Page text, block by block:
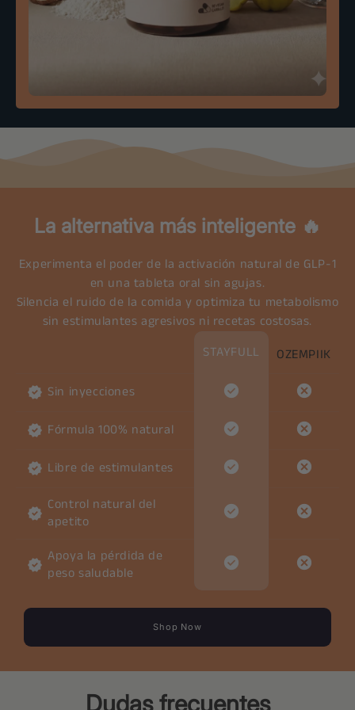
La alternativa más inteligente 🔥
Experimenta el poder de la activación natural de GLP-1
en una tableta oral sin agujas.
Silencia el ruido de la comida y optimiza tu metabolismo
sin estimulantes agresivos ni recetas costosas.
STAYFULL
OZEMPIIK
Sin inyecciones
Fórmula 100% natural
Libre de estimulantes
Control natural del
apetito
Apoya la pérdida de
peso saludable
Shop Now
Dudas frecuentes